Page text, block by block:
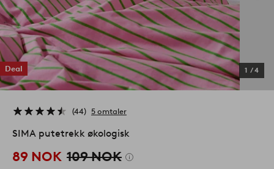
Deal 1 /4
44 5 omtaler
SIMA putetrekk økologisk
89 NOK 109 NOK